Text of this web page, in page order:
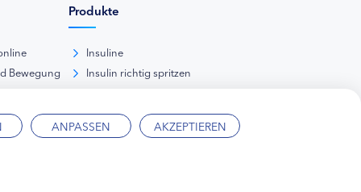
Bewegung
Produkte
Insuline
Insulin richtig spritzen
ANPASSEN AKZEPTIEREN